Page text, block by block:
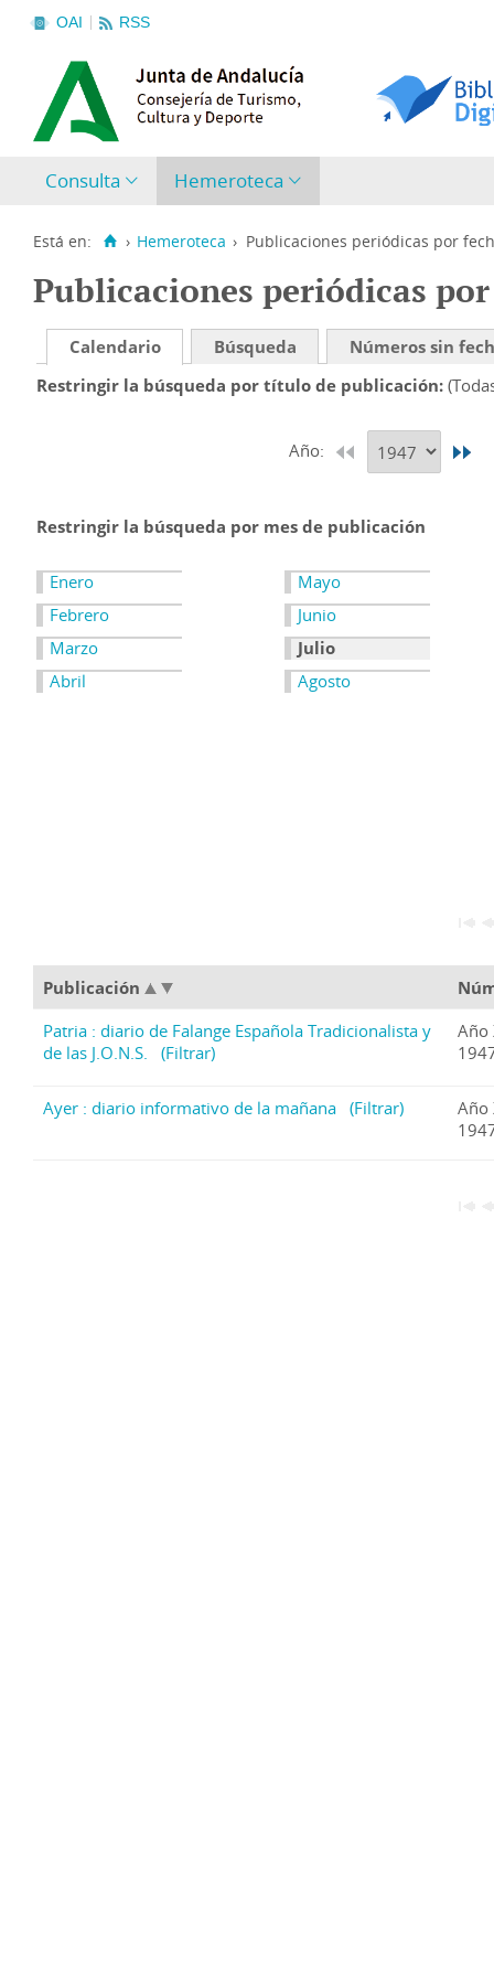
OAI RSS
Consulta Hemeroteca
Está en: › Hemeroteca › Publicaciones periódicas por
Publicaciones periódicas
Calendario Búsqueda
Números sin
Restringir la búsqueda por título de publicación
Año:
Restringir la búsqueda por mes de publicación
Enero
Febrero
Marzo
Abril
Mayo
Junio
Julio
Agosto
Publicación
Patria : diario de Falange Española Tradicionalista y
de las J.O.N.S.
(Filtrar)
Año
Ayer : diario informativo de la mañana (Filtrar)
Año